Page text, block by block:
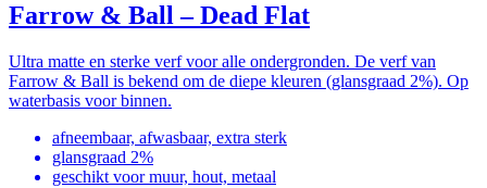
Farrow & Ball – Dead Flat
Ultra matte en sterke verf voor alle ondergronden. De verf van
Farrow & Ball is bekend om de diepe kleuren (glansgraad 2%). Op
waterbasis voor binnen.
afneembaar, afwasbaar, extra sterk
glansgraad 2%
geschikt voor muur, hout, metaal